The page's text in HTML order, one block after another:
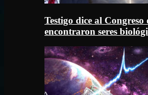
Testigo dice al Congreso
encontraron seres